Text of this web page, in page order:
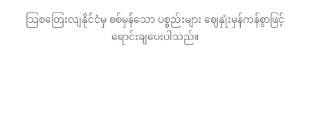
product
page
သြစတြေးလျနိုင်ငံမှ စစ်မှန်သော ပစ္စည်းများ ဈေနှုံးမှန်ကန်စွာဖြင့်
ရောင်းချပေးပါသည်။